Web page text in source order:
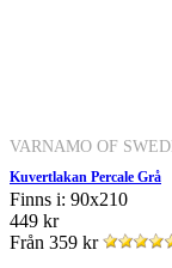
VARNAMO OF
Kuvertlakan Percale Grå
Finns i: 90x210
449 kr
Från 359 kr